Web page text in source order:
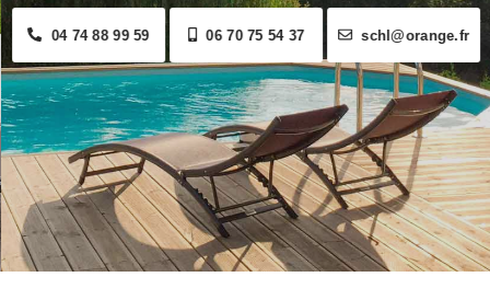
04 74 88 99 59 06 70 75 54 37 schl@orange.fr